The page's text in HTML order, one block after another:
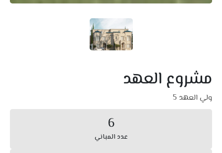
مشروع العهد
ولي العهد 5
6
عدد المباني